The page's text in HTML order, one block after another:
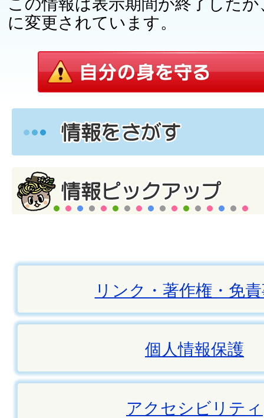
この情報は表示期間が終了した
に変更されています。
リンク・著作権・免
個人情報保護
アクセシビリティ